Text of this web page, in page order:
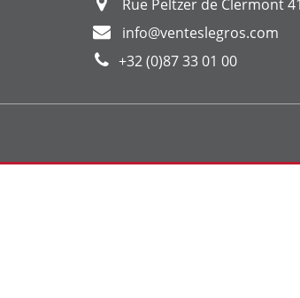
Rue Peltzer de Clermont
info@venteslegros.com
+32 (0)87 33 01 00